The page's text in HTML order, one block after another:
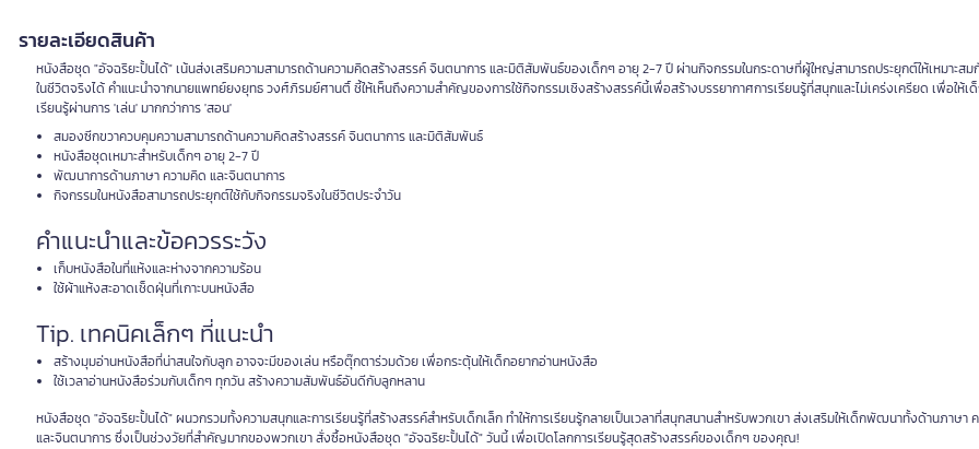
รายละเอียดสินค้า
หนังสือชุด "อัจฉริยะปั้นได้" เน้นส่งเสริมความสามารถด้านความคิดสร้างสรรค์ จินตนาการ และมิติสัมพันธ์ของเด็กๆ อายุ 2-7 ปี ผ่านกิจกรรมในกระดาษที่ผู้ใหญ่สามารถประยุกต์ให้เหมาะส
ในชีวิตจริงได้ คำแนะนำจากนายแพทย์ยงยุทธ วงศ์ภิรมย์ศานติ์ ชี้ให้เห็นถึงความสำคัญของการใช้กิจกรรมเชิงสร้างสรรค์นี้เพื่อสร้างบรรยากาศการเรียนรู้ที่สนุกและไม่เคร่งเครียด เพื่อให้เ
เรียนรู้ผ่านการ 'เล่น' มากกว่าการ 'สอน'
สมองซีกขวาควบคุมความสามารถด้านความคิดสร้างสรรค์ จินตนาการ และมิติสัมพันธ์
หนังสือชุดเหมาะสำหรับเด็กๆ อายุ 2-7 ปี
พัฒนาการด้านภาษา ความคิด และจินตนาการ
กิจกรรมในหนังสือสามารถประยุกต์ใช้กับกิจกรรมจริงในชีวิตประจำวัน
คำแนะนำและข้อควรระวัง
เก็บหนังสือในที่แห้งและห่างจากความร้อน
ใช้ผ้าแห้งสะอาดเช็ดฝุ่นที่เกาะบนหนังสือ
Tip. เทคนิคเล็กๆ ที่แนะนำ
สร้างมุมอ่านหนังสือที่น่าสนใจกับลูก อาจจะมีของเล่น หรือตุ๊กตาร่วมด้วย เพื่อกระตุ้นให้เด็กอยากอ่านหนังสือ
ใช้เวลาอ่านหนังสือร่วมกับเด็กๆ ทุกวัน สร้างความสัมพันธ์อันดีกับลูกหลาน
หนังสือชุด "อัจฉริยะปั้นได้" ผนวกรวมทั้งความสนุกและการเรียนรู้ที่สร้างสรรค์สำหรับเด็กเล็ก ทำให้การเรียนรู้กลายเป็นเวลาที่สนุกสนานสำหรับพวกเขา ส่งเสริมให้เด็กพัฒนาทั้งด้านภาษา
และจินตนาการ ซึ่งเป็นช่วงวัยที่สำคัญมากของพวกเขา สั่งซื้อหนังสือชุด "อัจฉริยะปั้นได้" วันนี้ เพื่อเปิดโลกการเรียนรู้สุดสร้างสรรค์ของเด็กๆ ของคุณ!